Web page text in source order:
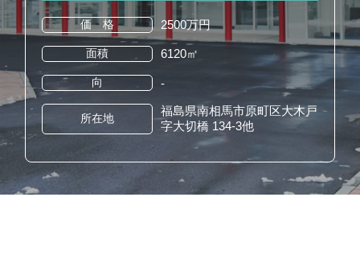
価 格 2500万円
面積 6120㎡
向 -
所在地
福島県南相馬市原町区大木戸
字大切橋 134-3他